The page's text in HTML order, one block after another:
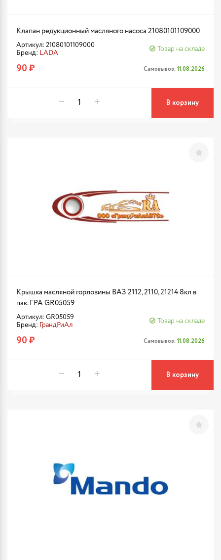
Клапан редукционный масляного насоса 21080101109000
Артикул: 21080101109000
Бренд: LADA
Товар на складе
90 ₽ Самовывоз: 11.08.2026
В корзину
Крышка масляной горловины ВАЗ 2112, 2110, 21214 8кл в
пак. ГРА GR05059
Артикул: GR05059
Бренд: ГрандРиАл
Товар на складе
90 ₽ Самовывоз: 11.08.2026
В корзину